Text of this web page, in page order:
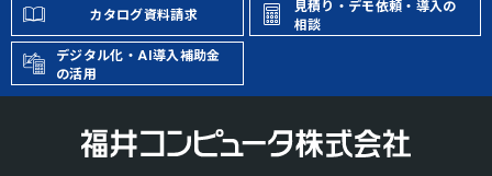
M
E
カタログ資料請求
見積り・デモ依頼・導入の
相談
デジタル化・AI導入補助金
の活用